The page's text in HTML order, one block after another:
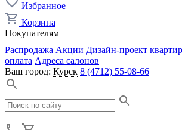
Избранное
Корзина
Покупателям
Распродажа Акции Дизайн-проект
оплата Адреса салонов
Ваш город: Курск 8 (4712) 55-08-66